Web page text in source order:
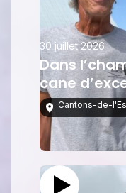
30 juillet 2026
Dans
cane
Cantons-de-